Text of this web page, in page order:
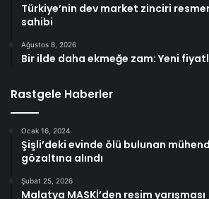
Türkiye’nin dev market zinciri
sahibi
Ağustos 8, 2026
Bir ilde daha ekmeğe zam: Yeni
Rastgele Haberler
Ocak 16, 2024
Şişli’deki evinde ölü bulunan
gözaltına alındı
Şubat 25, 2026
Malatya MASKİ’den resim yarışması